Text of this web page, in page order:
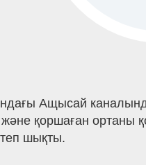
Ащысай
қоршаған ортаны
шықты.